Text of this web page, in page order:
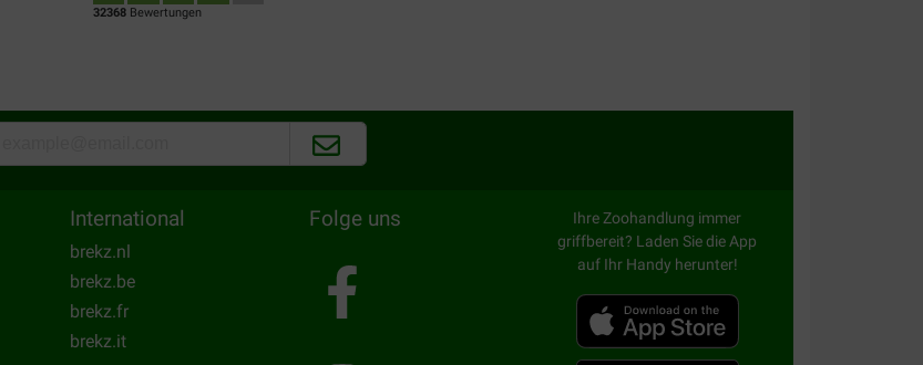
32368Bewertungen
International
brekz.nl
brekz.be
brekz.fr
brekz.it
Folge uns
Ihre Zoohandlung immer
griffbereit? Laden Sie die App
auf Ihr Handy herunter!